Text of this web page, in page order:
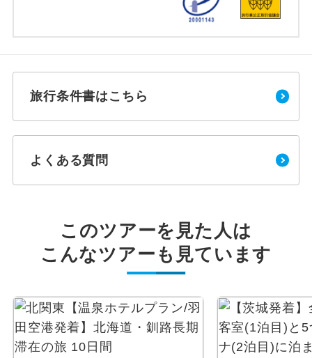
旅行条件書はこちら
よくある質問
このツアーを見た人は
こんなツアーも見ています